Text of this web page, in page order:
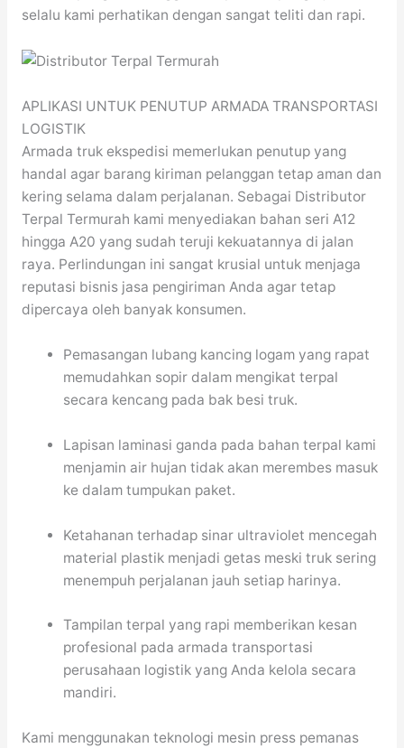
selalu kami perhatikan dengan sangat teliti dan rapi.
APLIKASI UNTUK PENUTUP ARMADA TRANSPORTASI
LOGISTIK
Armada truk ekspedisi memerlukan penutup yang
handal agar barang kiriman pelanggan tetap aman dan
kering selama dalam perjalanan. Sebagai Distributor
Terpal Termurah kami menyediakan bahan seri A12
hingga A20 yang sudah teruji kekuatannya di jalan
raya. Perlindungan ini sangat krusial untuk menjaga
reputasi bisnis jasa pengiriman Anda agar tetap
dipercaya oleh banyak konsumen.
Pemasangan lubang kancing logam yang rapat
memudahkan sopir dalam mengikat terpal
secara kencang pada bak besi truk.
Lapisan laminasi ganda pada bahan terpal kami
menjamin air hujan tidak akan merembes masuk
ke dalam tumpukan paket.
Ketahanan terhadap sinar ultraviolet mencegah
material plastik menjadi getas meski truk sering
menempuh perjalanan jauh setiap harinya.
Tampilan terpal yang rapi memberikan kesan
profesional pada armada transportasi
perusahaan logistik yang Anda kelola secara
mandiri.
Kami menggunakan teknologi mesin press pemanas